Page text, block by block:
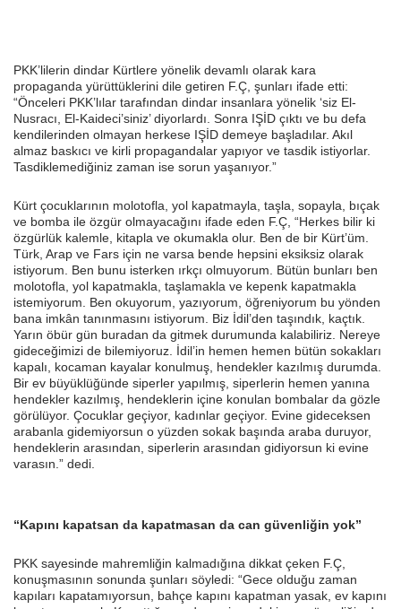
PKK’lilerin dindar Kürtlere yönelik devamlı olarak kara
propaganda yürüttüklerini dile getiren F.Ç, şunları ifade etti:
“Önceleri PKK’lılar tarafından dindar insanlara yönelik ‘siz El-
Nusracı, El-Kaideci’siniz’ diyorlardı. Sonra IŞİD çıktı ve bu defa
kendilerinden olmayan herkese IŞİD demeye başladılar. Akıl
almaz baskıcı ve kirli propagandalar yapıyor ve tasdik istiyorlar.
Tasdiklemediğiniz zaman ise sorun yaşanıyor.”
Kürt çocuklarının molotofla, yol kapatmayla, taşla, sopayla, bıçak
ve bomba ile özgür olmayacağını ifade eden F.Ç, “Herkes bilir ki
özgürlük kalemle, kitapla ve okumakla olur. Ben de bir Kürt’üm.
Türk, Arap ve Fars için ne varsa bende hepsini eksiksiz olarak
istiyorum. Ben bunu isterken ırkçı olmuyorum. Bütün bunları ben
molotofla, yol kapatmakla, taşlamakla ve kepenk kapatmakla
istemiyorum. Ben okuyorum, yazıyorum, öğreniyorum bu yönden
bana imkân tanınmasını istiyorum. Biz İdil’den taşındık, kaçtık.
Yarın öbür gün buradan da gitmek durumunda kalabiliriz. Nereye
gideceğimizi de bilemiyoruz. İdil’in hemen hemen bütün sokakları
kapalı, kocaman kayalar konulmuş, hendekler kazılmış durumda.
Bir ev büyüklüğünde siperler yapılmış, siperlerin hemen yanına
hendekler kazılmış, hendeklerin içine konulan bombalar da gözle
görülüyor. Çocuklar geçiyor, kadınlar geçiyor. Evine gideceksen
arabanla gidemiyorsun o yüzden sokak başında araba duruyor,
hendeklerin arasından, siperlerin arasından gidiyorsun ki evine
varasın.” dedi.
“Kapını kapatsan da kapatmasan da can güvenliğin yok”
PKK sayesinde mahremliğin kalmadığına dikkat çeken F.Ç,
konuşmasının sonunda şunları söyledi: “Gece olduğu zaman
kapıları kapatamıyorsun, bahçe kapını kapatman yasak, ev kapını